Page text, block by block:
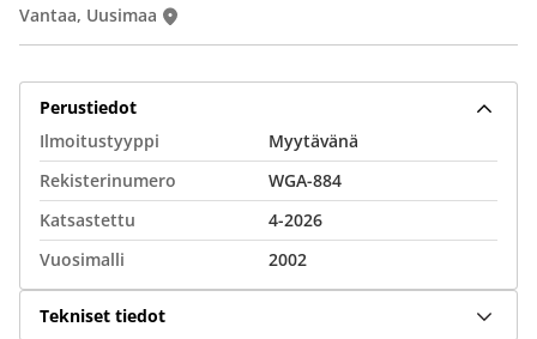
Vantaa, Uusimaa
Perustiedot
Ilmoitustyyppi
Myytävänä
Rekisterinumero
WGA-884
Katsastettu
4-2026
Vuosimalli
2002
Tekniset tiedot